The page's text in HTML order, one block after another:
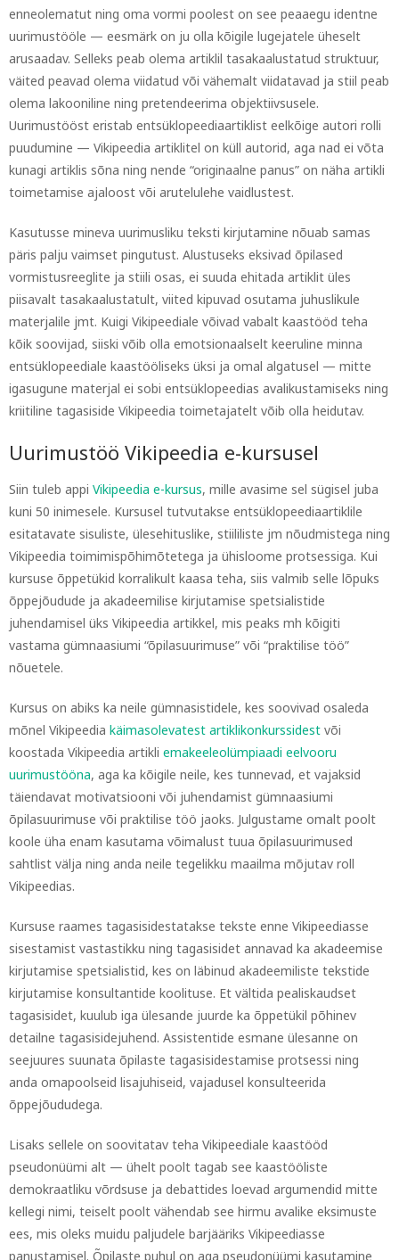
enneolematut ning oma vormi poolest on see peaaegu identne
uurimustööle — eesmärk on ju olla kõigile lugejatele üheselt
arusaadav. Selleks peab olema artiklil tasakaalustatud struktuur,
väited peavad olema viidatud või vähemalt viidatavad ja stiil peab
olema lakooniline ning pretendeerima objektiivsusele.
Uurimustööst eristab entsüklopeediaartiklist eelkõige autori rolli
puudumine — Vikipeedia artiklitel on küll autorid, aga nad ei võta
kunagi artiklis sõna ning nende “originaalne panus” on näha artikli
toimetamise ajaloost või arutelulehe vaidlustest.
Kasutusse mineva uurimusliku teksti kirjutamine nõuab samas
päris palju vaimset pingutust. Alustuseks eksivad õpilased
vormistusreeglite ja stiili osas, ei suuda ehitada artiklit üles
piisavalt tasakaalustatult, viited kipuvad osutama juhuslikule
materjalile jmt. Kuigi Vikipeediale võivad vabalt kaastööd teha
kõik soovijad, siiski võib olla emotsionaalselt keeruline minna
entsüklopeediale kaastööliseks üksi ja omal algatusel — mitte
igasugune materjal ei sobi entsüklopeedias avalikustamiseks ning
kriitiline tagasiside Vikipeedia toimetajatelt võib olla heidutav.
Uurimustöö Vikipeedia e-kursusel
Siin tuleb appi Vikipeedia e-kursus, mille avasime sel sügisel juba
kuni 50 inimesele. Kursusel tutvutakse entsüklopeediaartiklile
esitatavate sisuliste, ülesehituslike, stiililiste jm nõudmistega ning
Vikipeedia toimimispõhimõtetega ja ühisloome protsessiga. Kui
kursuse õppetükid korralikult kaasa teha, siis valmib selle lõpuks
õppejõudude ja akadeemilise kirjutamise spetsialistide
juhendamisel üks Vikipeedia artikkel, mis peaks mh kõigiti
vastama gümnaasiumi “õpilasuurimuse” või “praktilise töö”
nõuetele.
Kursus on abiks ka neile gümnasistidele, kes soovivad osaleda
mõnel Vikipeedia käimasolevatest artiklikonkurssidest või
koostada Vikipeedia artikli emakeeleolümpiaadi eelvooru
uurimustööna, aga ka kõigile neile, kes tunnevad, et vajaksid
täiendavat motivatsiooni või juhendamist gümnaasiumi
õpilasuurimuse või praktilise töö jaoks. Julgustame omalt poolt
koole üha enam kasutama võimalust tuua õpilasuurimused
sahtlist välja ning anda neile tegelikku maailma mõjutav roll
Vikipeedias.
Kursuse raames tagasisidestatakse tekste enne Vikipeediasse
sisestamist vastastikku ning tagasisidet annavad ka akadeemise
kirjutamise spetsialistid, kes on läbinud akadeemiliste tekstide
kirjutamise konsultantide koolituse. Et vältida pealiskaudset
tagasisidet, kuulub iga ülesande juurde ka õppetükil põhinev
detailne tagasisidejuhend. Assistentide esmane ülesanne on
seejuures suunata õpilaste tagasisidestamise protsessi ning
anda omapoolseid lisajuhiseid, vajadusel konsulteerida
õppejõududega.
Lisaks sellele on soovitatav teha Vikipeediale kaastööd
pseudonüümi alt — ühelt poolt tagab see kaastööliste
demokraatliku võrdsuse ja debattides loevad argumendid mitte
kellegi nimi, teiselt poolt vähendab see hirmu avalike eksimuste
ees, mis oleks muidu paljudele barjääriks Vikipeediasse
panustamisel. Õpilaste puhul on aga pseudonüümi kasutamine